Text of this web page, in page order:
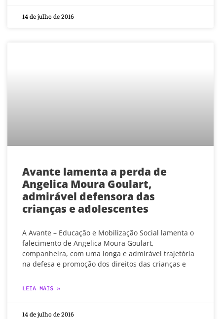
14 de julho de 2016
Avante lamenta a perda de
Angelica Moura Goulart,
admirável defensora das
crianças e adolescentes
A Avante – Educação e Mobilização Social lamenta o
falecimento de Angelica Moura Goulart,
companheira, com uma longa e admirável trajetória
na defesa e promoção dos direitos das crianças e
LEIA MAIS »
14 de julho de 2016